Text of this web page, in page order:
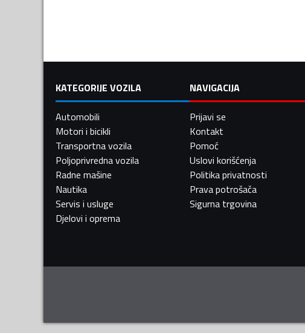
KATEGORIJE VOZILA
Automobili
Motori i bicikli
Transportna vozila
Poljoprivredna vozila
Radne mašine
Nautika
Servis i usluge
Djelovi i oprema
NAVIGACIJA
Prijavi se
Kontakt
Pomoć
Uslovi korišćenja
Politika privatnosti
Prava potrošača
Sigurna trgovina